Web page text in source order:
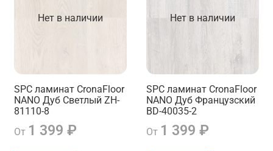
Нет в наличии
SPC ламинат CronaFloor
NANO Дуб Светлый ZH-
81110-8
От 1 399 ₽
Нет в наличии
SPC ламинат CronaFloor
NANO Дуб Французский
BD-40035-2
От 1 399 ₽